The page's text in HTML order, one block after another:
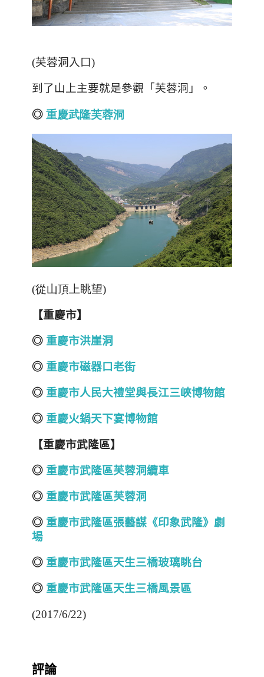
(芙蓉洞入口)
到了山上主要就是參觀「芙蓉洞」。
◎ 重慶武隆芙蓉洞
(從山頂上眺望)
【重慶市】
◎ 重慶市洪崖洞
◎ 重慶市磁器口老街
◎ 重慶市人民大禮堂與長江三峽博物館
◎ 重慶火鍋天下宴博物館
【重慶市武隆區】
◎ 重慶市武隆區芙蓉洞纜車
◎ 重慶市武隆區芙蓉洞
◎ 重慶市武隆區張藝謀《印象武隆》劇
場
◎ 重慶市武隆區天生三橋玻璃眺台
◎ 重慶市武隆區天生三橋風景區
(2017/6/22)
評論